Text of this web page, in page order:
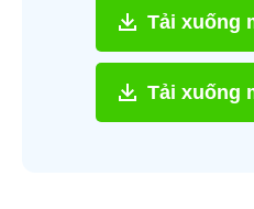
Tải xuống
Tải xuống